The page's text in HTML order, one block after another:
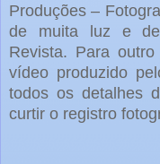
Produções –
de muita luz e
Revista. Para
vídeo produzido
todos os detalhes
curtir o registro